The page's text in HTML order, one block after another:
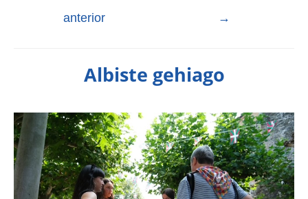
anterior
→
Albiste gehiago